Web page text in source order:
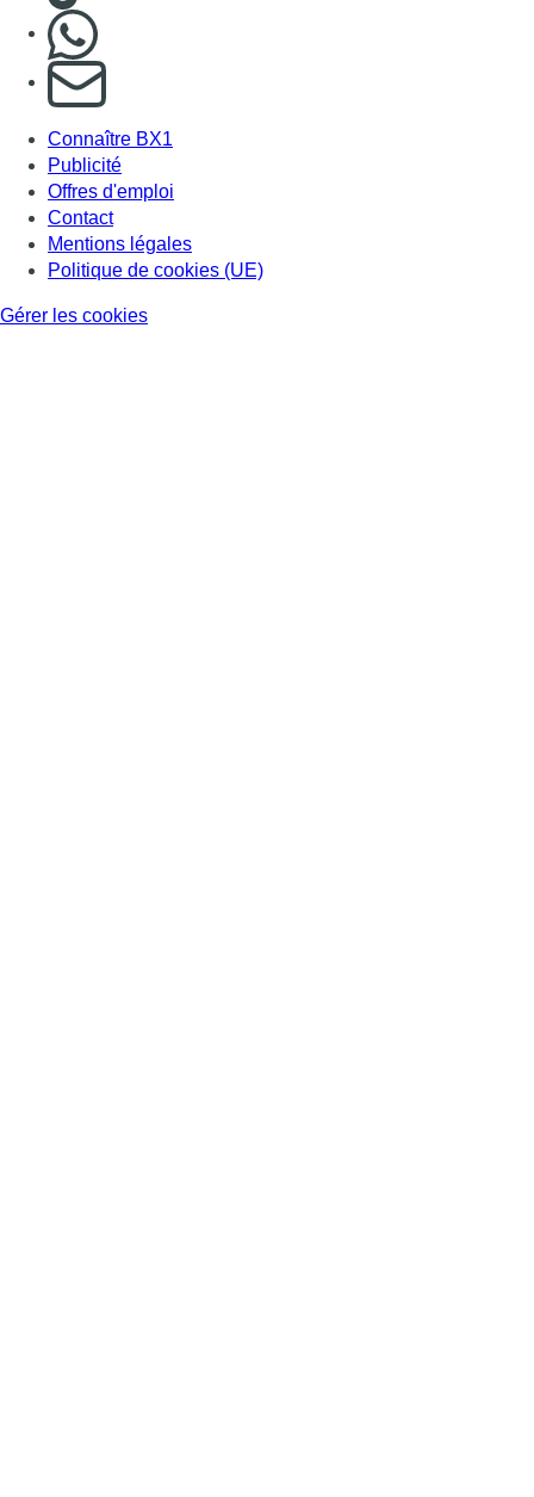
S'abonner à notre newsletter
Connaître BX1
Publicité
Offres d'emploi
Contact
Mentions légales
Politique de cookies (UE)
Gérer les cookies